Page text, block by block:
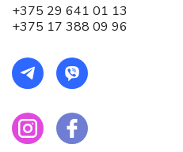
+375 29 641 01 13
+375 17 388 09 96